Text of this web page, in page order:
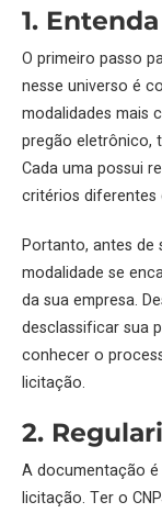
1.
O primeiro passo
nesse universo é
modalidades mais
pregão eletrônico,
Cada uma possui
critérios diferentes
Portanto, antes de
modalidade se
da sua empresa.
desclassificar sua
conhecer o
licitação.
2.
Adocumentação
licitação. Ter o